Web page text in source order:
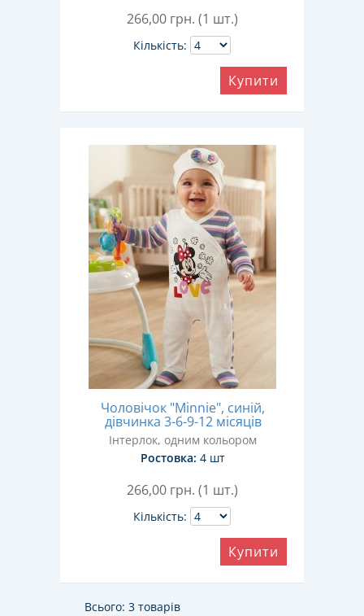
266,00 грн. (1 шт.)
Кількість:
Купити
Чоловічок "Minnie", синій,
дівчинка 3-6-9-12 місяців
Інтерлок, одним кольором
Ростовка: 4 шт
266,00 грн. (1 шт.)
Кількість:
Купити
Всього: 3 товарів